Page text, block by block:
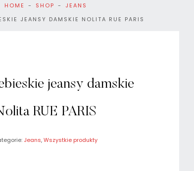
HOME SHOP
JEANS
JEANSY DAMSKIE NOLITA RUE PARIS
jeansy damskie
RUE PARIS
Jeans,Wszystkie produkty